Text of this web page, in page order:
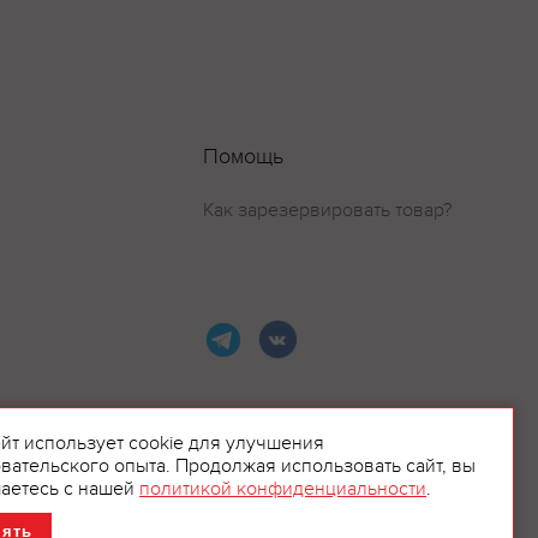
Помощь
Как зарезервировать товар?
использует cookie для улучшения
опыта. Продолжая использовать сайт, вы
с нашей политикой конфиденциальности.